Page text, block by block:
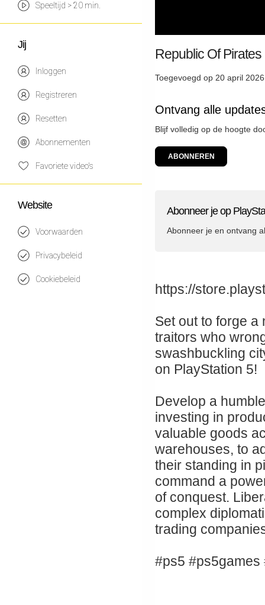
Speeltijd > 20 min.
Jij
Inloggen
Registreren
Resetten
Abonnementen
Favoriete video's
Website
Voorwaarden
Privacybeleid
Cookiebeleid
Republic Of
Toegevoegd op 20 april
Ontvang alle
Blijf volledig op de hoogte
ABONNEREN
Abonneer je op
Abonneer je en ontvang
https://
Set out to forge a
traitors who
swashbuckling
on PlayStation 5!
Develop a
investing in
valuable goods
warehouses, to
their standing in
command a
of conquest.
complex
trading
#ps5